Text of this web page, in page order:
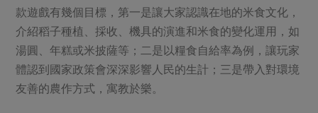
款遊戲有幾個目標，第一是讓大家認識在地的米食文化，
介紹稻子種植、採收、機具的演進和米食的變化運用，如
湯圓、年糕或米披薩等；二是以糧食自給率為例，讓玩家
體認到國家政策會深深影響人民的生計；三是帶入對環境
友善的農作方式，寓教於樂。